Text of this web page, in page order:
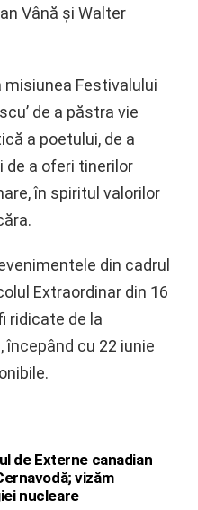
Vână și Walter
Festivalului
de a păstra vie
a poetului, de a
a oferi tinerilor
în spiritul valorilor
din cadrul
Extraordinar din 16
ridicate de la
începând cu 22 iunie
de Externe canadian
vizăm
nucleare